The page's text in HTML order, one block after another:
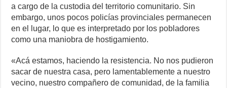
a cargo de la custodia del territorio comunitario. Sin
embargo, unos pocos policías provinciales permanecen
en el lugar, lo que es interpretado por los pobladores
como una maniobra de hostigamiento.
«Acá estamos, haciendo la resistencia. No nos pudieron
sacar de nuestra casa, pero lamentablemente a nuestro
vecino, nuestro compañero de comunidad, de la familia